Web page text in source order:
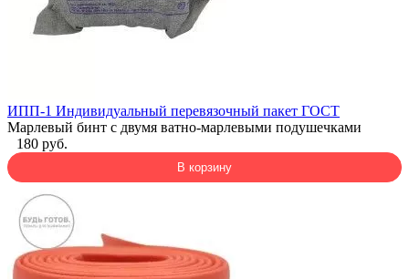
ИПП-1 Индивидуальный перевязочный пакет ГОСТ
Марлевый бинт с двумя ватно-марлевыми подушечками
180 руб.
В корзину